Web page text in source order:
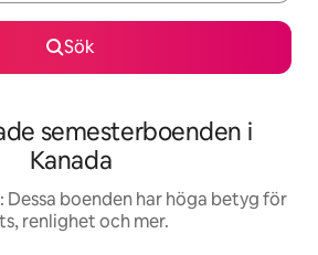
Sök
semesterboenden i
Kanada
Dessa boenden har höga betyg för
renlighet och mer.